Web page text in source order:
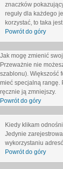
znaczków
reguły dla każdego
korzystać, to taka
Powrót do góry
Jak mogę zmienić
Przeważnie nie
szablonu). Większość
mieć specjalną rangę.
ręcznie ją zmniejszy.
Powrót do góry
Kiedy klikam
Jedynie
wykorzystaniu
Powrót do góry